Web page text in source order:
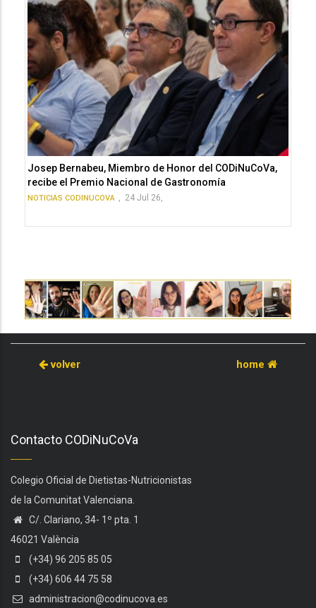
Josep Bernabeu, Miembro de Honor del CODiNuCoVa,
recibe el Premio Nacional de Gastronomía
NOTICIAS CODINUCOVA 24 Jul 26,
volver home
Contacto CODiNuCoVa
Colegio Oficial de Dietistas-Nutricionistas
de la Comunitat Valenciana.
C/. Clariano, 34- 1º pta. 1
46021 València
(+34) 96 205 85 05
(+34) 606 44 75 58
administracion@codinucova.es